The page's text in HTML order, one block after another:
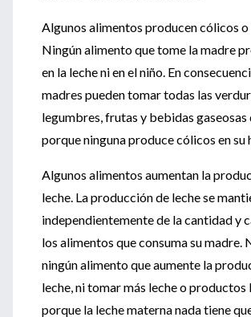
Algunos alimentos producen cólicos o
Ningún alimento que tome la madre
en la leche ni en el niño. En
madres pueden tomar todas las
legumbres, frutas y bebidas gaseosas
porque ninguna produce cólicos en su
Algunos alimentos aumentan la
leche. La producción de leche se
independientemente de la cantidad y
los alimentos que consuma su madre.
ningún alimento que aumente la
leche, ni tomar más leche o productos
porque la leche materna nada tiene